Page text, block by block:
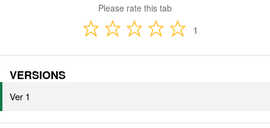
Please rate this tab
1
VERSIONS
Ver 1